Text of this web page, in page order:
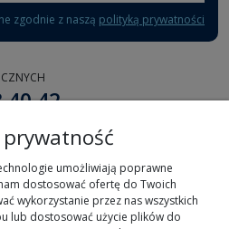
zgodnie z naszą polityką prywatności
40 42
umożliwiają poprawne
dostosować ofertę do Twoich
wykorzystanie przez nas wszystkich
lub dostosować użycie plików do